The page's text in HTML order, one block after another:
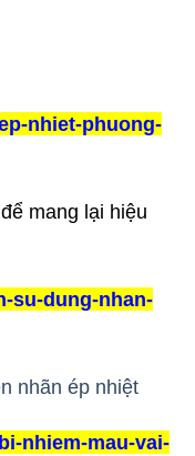
nhiet-phuong-
để mang lại hiệu
su-dung-nhan-
nhãn ép nhiệt
nhiem-mau-vai-